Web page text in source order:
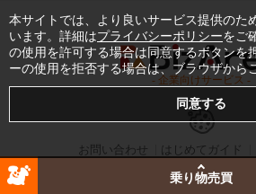
- 企業向けサービス -
お問い合わせ はじめてガイド
商標・著作権 プライ
乗り物売買
本サイトでは、より良いサービス提供のた
います。詳細はプライバシーポリシーをご
の使用を許可する場合は同意するボタンを
ーの使用を拒否する場合は、ブラウザから